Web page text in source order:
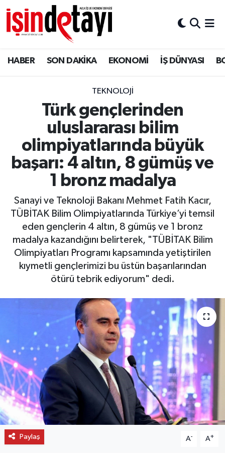
HABER SON DAKİKA EKONOMİ İŞ DÜNYASI
TEKNOLOJİ
Türk gençlerinden
uluslararası bilim
olimpiyatlarında büyük
başarı: 4 altın, 8 gümüş ve
1 bronz madalya
Sanayi ve Teknoloji Bakanı Mehmet Fatih Kacır,
TÜBİTAK Bilim Olimpiyatlarında Türkiye’yi temsil
eden gençlerin 4 altın, 8 gümüş ve 1 bronz
madalya kazandığını belirterek, "TÜBİTAK Bilim
Olimpiyatları Programı kapsamında yetiştirilen
kıymetli gençlerimizi bu üstün başarılarından
ötürü tebrik ediyorum" dedi.
Paylaş A- A+
DÜNYA
Eğitim
ENERJİ HABERİ
GAYRİMENKUL
HABER
MAGAZİN
OTO DETAY
SAĞLIK
FİNANS
Nöbetçi Eczaneler
Hava Durumu
İstanbul Namaz Vakitleri
Trafik Durumu
Süper Lig Puan Durumu ve Fikstür
Tüm Manşetler
Haber Arşivi